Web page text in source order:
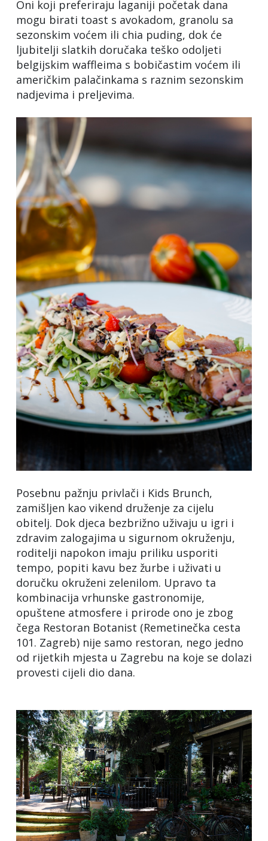
Oni koji preferiraju laganiji početak dana
mogu birati toast s avokadom, granolu sa
sezonskim voćem ili chia puding, dok će
ljubitelji slatkih doručaka teško odoljeti
belgijskim waffleima s bobičastim voćem ili
američkim palačinkama s raznim sezonskim
nadjevima i preljevima.
Posebnu pažnju privlači i Kids Brunch,
zamišljen kao vikend druženje za cijelu
obitelj. Dok djeca bezbrižno uživaju u igri i
zdravim zalogajima u sigurnom okruženju,
roditelji napokon imaju priliku usporiti
tempo, popiti kavu bez žurbe i uživati u
doručku okruženi zelenilom. Upravo ta
kombinacija vrhunske gastronomije,
opuštene atmosfere i prirode ono je zbog
čega Restoran Botanist (Remetinečka cesta
101. Zagreb) nije samo restoran, nego jedno
od rijetkih mjesta u Zagrebu na koje se dolazi
provesti cijeli dio dana.